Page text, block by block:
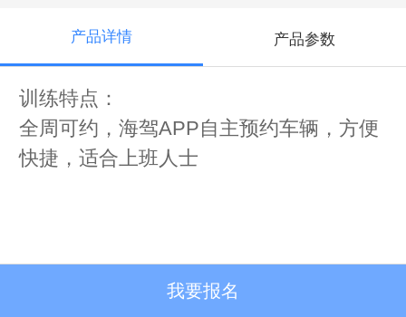
产品详情 产品参数
训练特点：
全周可约，海驾APP自主预约车辆，方便
快捷，适合上班人士
我要报名